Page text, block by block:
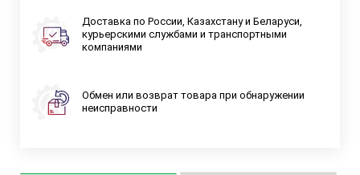
Доставка по России, Казахстану и Беларуси,
курьерскими службами и транспортными
компаниями
Обмен или возврат товара при обнаружении
неисправности